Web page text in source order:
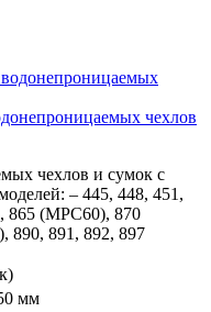
чехлов
чехлов и сумок с
– 445, 448, 451,
865 (MPC60), 870
890, 891, 892, 897
мм